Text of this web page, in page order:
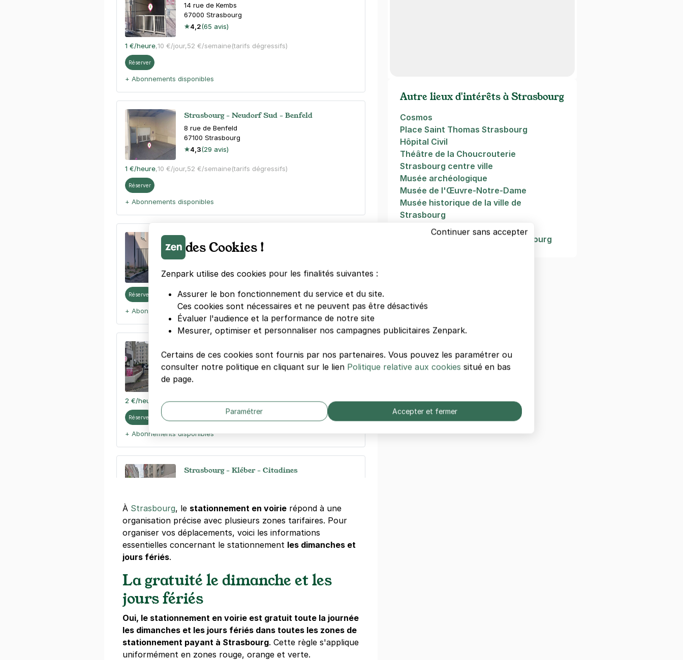
14 rue de Kembs
67000 Strasbourg
4,2(65 avis)
1 €/heure,10 €/jour,52 €/semaine(tarifs dégressifs)
Réserver
+ Abonnements disponibles
Strasbourg - Neudorf Sud - Benfeld
8 rue de Benfeld
67100 Strasbourg
4,3(29 avis)
1 €/heure,10 €/jour,52 €/semaine(tarifs dégressifs)
Réserver
+ Abonnements disponibles
5 rue Zink - Strasbourg
5 rue Zink
67100
Réserver
+ Abonnements disponibles
Quai Marc Bloch
67000Strasbourg
4,6
2 €/heure 16 €/jour,78 €/semaine(tarifs dégressifs)
Réserver
+ Abonnements disponibles
Strasbourg - Kléber - Citadines
4,2
(116 avis)
29 €/jour,90 €/semaine(tarifs dégressifs)
+ Abonnements disponibles
Hôtel ClapClap Strasbourg
19 rue du Faubourg-National
67000Strasbourg
4,2 (3 avis)
2 €/heure,20 €/jour,108 €/semaine(tarifs dégressifs)
À Strasbourg, le stationnement en voirie répond à une
organisation précise avec plusieurs zones tarifaires. Pour
organiser vos déplacements, voici les informations
essentielles concernant le stationnement les dimanches et
jours fériés.
La gratuité le dimanche et les
jours fériés
Oui, le stationnement en voirie est gratuit toute la journée
les dimanches et les jours fériés dans toutes les zones de
stationnement payant à Strasbourg. Cette règle s'applique
uniformément en zones rouge, orange et verte.
Autre lieux d'intérêts à Strasbourg
Cosmos
Place Saint Thomas Strasbourg
Hôpital Civil
Théâtre de la Choucrouterie
Strasbourg centre ville
Musée archéologique
Musée de l'Œuvre-Notre-Dame
Musée historique de la ville de
Strasbourg
Palais Rohan
Musée des Beaux-Arts de Strasbourg
Continuer sans accepter
des Cookies !
Zenpark utilise des cookies pour les finalités suivantes :
Assurer le bon fonctionnement du service et du site.
Ces cookies sont nécessaires et ne peuvent pas être désactivés
Évaluer l'audience et la performance de notre site
Mesurer, optimiser et personnaliser nos campagnes publicitaires Zenpark.
Certains de ces cookies sont fournis par nos partenaires. Vous pouvez les paramétrer ou
consulter notre politique en cliquant sur le lien Politique relative aux cookies situé en bas
de page.
Paramétrer Accepter et fermer